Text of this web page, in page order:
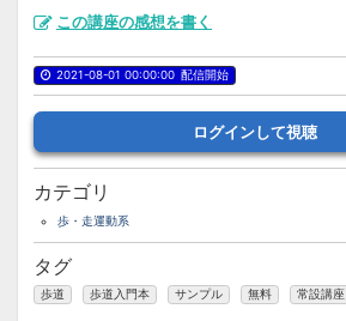
この講座の感想を書く
2021-08-01 00:00:00 配信開始
ログインして視聴
カテゴリ
歩・走運動系
タグ
歩道 歩道入門本 サンプル 無料 常設講座